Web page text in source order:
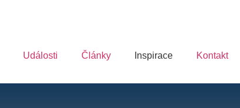
Události Články Inspirace Kontakt